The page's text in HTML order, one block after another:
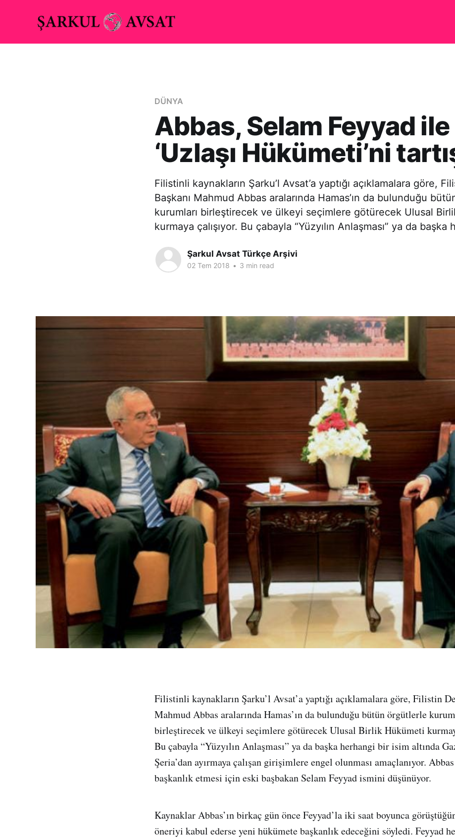
DÜNYA
Abbas, Selam Feyyad ile
‘Uzlaşı Hükümeti’ni
Filistinli kaynakların Şarku’l Avsat’a yaptığı açıklamalara göre,
Başkanı Mahmud Abbas aralarında Hamas’ın da bulunduğu
kurumları birleştirecek ve ülkeyi seçimlere götürecek Ulusal
kurmaya çalışıyor. Bu çabayla “Yüzyılın Anlaşması” ya da başka
Şarkul Avsat Türkçe Arşivi
02 Tem 2018 • 3 min read
Filistinli kaynakların Şarku’l Avsat’a yaptığı açıklamalara göre, Filistin
Mahmud Abbas aralarında Hamas’ın da bulunduğu bütün örgütlerle
birleştirecek ve ülkeyi seçimlere götürecek Ulusal Birlik Hükümeti
Bu çabayla “Yüzyılın Anlaşması” ya da başka herhangi bir isim altında
Şeria’dan ayırmaya çalışan girişimlere engel olunması amaçlanıyor.
başkanlık etmesi için eski başbakan Selam Feyyad ismini düşünüyor.
Kaynaklar Abbas’ın birkaç gün önce Feyyad’la iki saat boyunca
öneriyi kabul ederse yeni hükümete başkanlık edeceğini söyledi. Feyyad